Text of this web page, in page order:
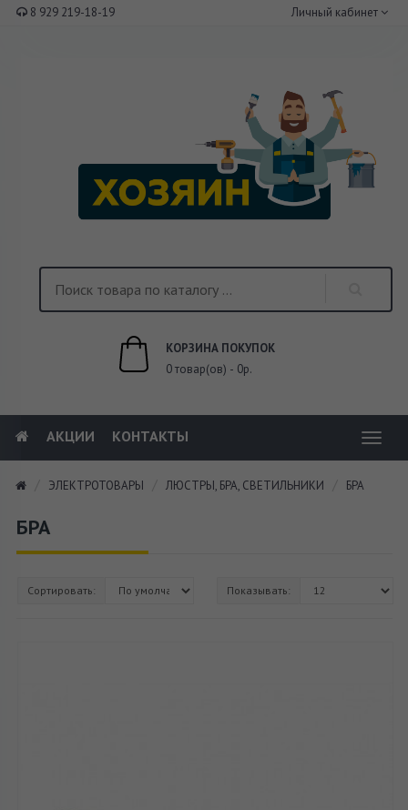
8 929 219-18-19 Личный кабинет
КОРЗИНА ПОКУПОК
0 товар(ов) - 0р.
АКЦИИ КОНТАКТЫ
ЭЛЕКТРОТОВАРЫ ЛЮСТРЫ, БРА, СВЕТИЛЬНИКИ БРА
БРА
Сортировать: Показывать: